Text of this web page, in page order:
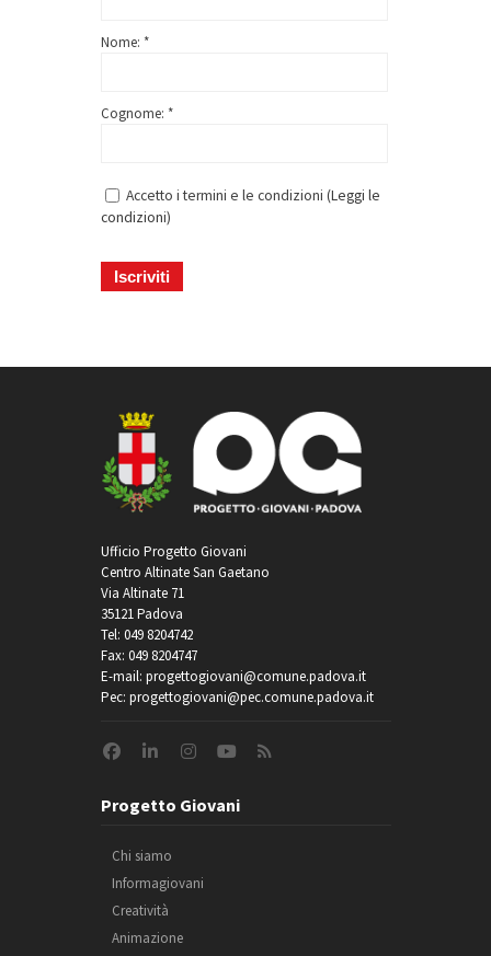
Nome: *
Cognome: *
Accetto i termini e le condizioni (Leggi le
condizioni)
Ufficio Progetto Giovani
Centro Altinate San Gaetano
Via Altinate 71
35121 Padova
Tel: 049 8204742
Fax: 049 8204747
E-mail: progettogiovani@comune.padova.it
Pec: progettogiovani@pec.comune.padova.it
Progetto Giovani
Chi siamo
Informagiovani
Creatività
Animazione